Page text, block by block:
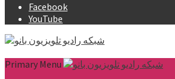
Facebook
YouTube
Primary Menu